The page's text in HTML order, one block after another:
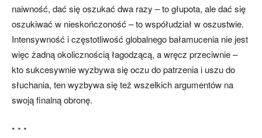
naiwność, dać się oszukać dwa razy – to głupota, ale dać się
oszukiwać w nieskończoność – to współudział w oszustwie.
Intensywność i częstotliwość globalnego bałamucenia nie jest
więc żadną okolicznością łagodzącą, a wręcz przeciwnie –
kto sukcesywnie wyzbywa się oczu do patrzenia i uszu do
słuchania, ten wyzbywa się też wszelkich argumentów na
swoją finalną obronę.
* * *